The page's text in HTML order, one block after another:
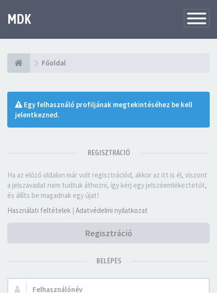
navigáció
MDK
Főoldal
Egy felhasználó profiljának megtekintéséhez be kell
jelentkezned.
REGISZTRÁCIÓ
Ha az előző oldalon már volt regisztrációd, akkor az itt is él, viszont
a jelszavadat nem tudtuk áthozni, így kérj egy jelszóemlékeztetőt,
és állíts be magadnak egy újat!
Használati feltételek | Adatvédelmi nyilatkozat
Regisztráció
BELÉPÉS
Felhasználónév: